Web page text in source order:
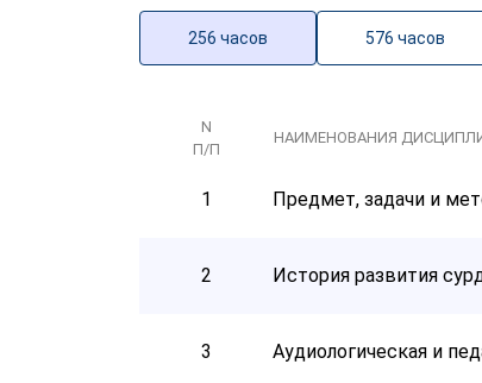
256 часов 576 часов
N
П/П
НАИМЕНОВАНИЯ
1 Предмет, задачи и
2 История развития
3 Аудиологическая и